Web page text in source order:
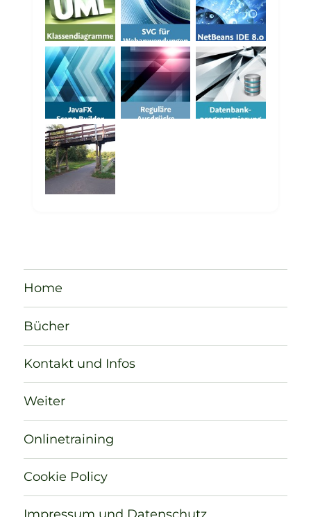
Home
Bücher
Kontakt und Infos
Weiter
Onlinetraining
Cookie Policy